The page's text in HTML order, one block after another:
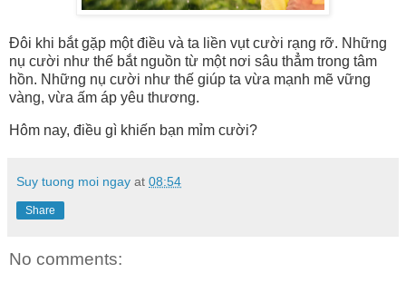
Đôi khi bắt gặp một điều và ta liền vụt cười rạng rỡ. Những
nụ cười như thế bắt nguồn từ một nơi sâu thẳm trong tâm
hồn. Những nụ cười như thế giúp ta vừa mạnh mẽ vững
vàng, vừa ấm áp yêu thương.
Hôm nay, điều gì khiến bạn mỉm cười?
Suy tuong moi ngay at 08:54
Share
No comments: